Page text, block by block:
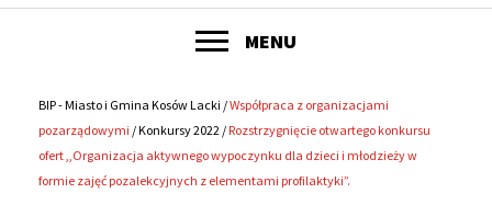
menu
serwisu
POKAŻ
MENU
Ścieżka
nawigacyjna
BIP - Miasto i Gmina Kosów Lacki Współpraca z organizacjami
pozarządowymi Konkursy 2022 Rozstrzygnięcie otwartego konkursu
ofert ,,Organizacja aktywnego wypoczynku dla dzieci i młodzieży w
formie zajęć pozalekcyjnych z elementami profilaktyki”.